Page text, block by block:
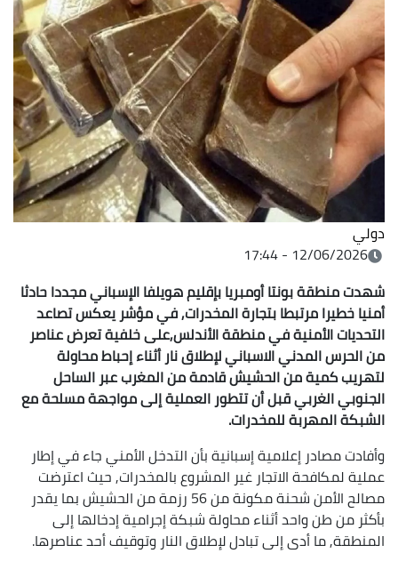
دولي
12/06/2026 - 17:44
شهدت منطقة بونتا أومبريا بإقليم هويلفا الإسباني مجددا حادثا
أمنيا خطيرا مرتبطا بتجارة المخدرات, في مؤشر يعكس تصاعد
التحديات الأمنية في منطقة الأندلس,على خلفية تعرض عناصر
من الحرس المدني الاسباني لإطلاق نار أثناء إحباط محاولة
لتهريب كمية من الحشيش قادمة من المغرب عبر الساحل
الجنوبي الغربي قبل أن تتطور العملية إلى مواجهةمسلحة مع
الشبكة المهربة للمخدرات.
وأفادت مصادر إعلامية إسبانية بأن التدخل الأمني جاء في إطار
عملية لمكافحة الاتجار غير المشروع بالمخدرات, حيث اعترضت
مصالح الأمن شحنة مكونة من 56 رزمة من الحشيش بما يقدر
بأكثر من طن واحد أثناء محاولة شبكة إجرامية إدخالها إلى
المنطقة, ما أدى إلى تبادل لإطلاق النار وتوقيف أحد عناصرها.